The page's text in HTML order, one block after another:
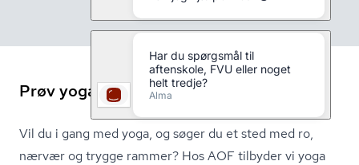
Prøv yoga for begyndere med AOF
Vil du i gang med yoga, og søger du et sted med ro,
nærvær og trygge rammer? Hos AOF tilbyder vi yoga